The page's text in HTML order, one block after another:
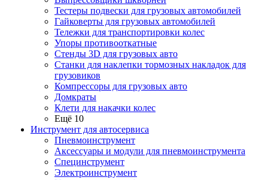
Тестеры подвески для грузовых автомобилей
Гайковерты для грузовых автомобилей
Тележки для транспортировки колес
Упоры противооткатные
Стенды 3D для грузовых авто
Станки для наклепки тормозных накладок для
грузовиков
Компрессоры для грузовых авто
Домкраты
Клети для накачки колес
Ещё 10
Инструмент для автосервиса
Пневмоинструмент
Аксессуары и модули для пневмоинструмента
Специнструмент
Электроинструмент